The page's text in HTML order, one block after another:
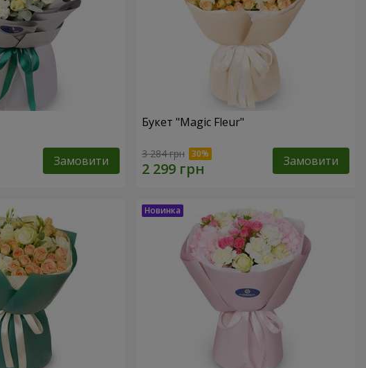
Замовити
Букет "Magic Fleur"
3 284 грн Замовити